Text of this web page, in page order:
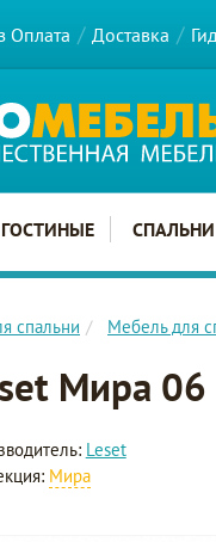
Оплата Доставка
ГОСТИНЫЕ СПАЛЬНИ
спальни Мебель для
Мира 06
Leset
Мира